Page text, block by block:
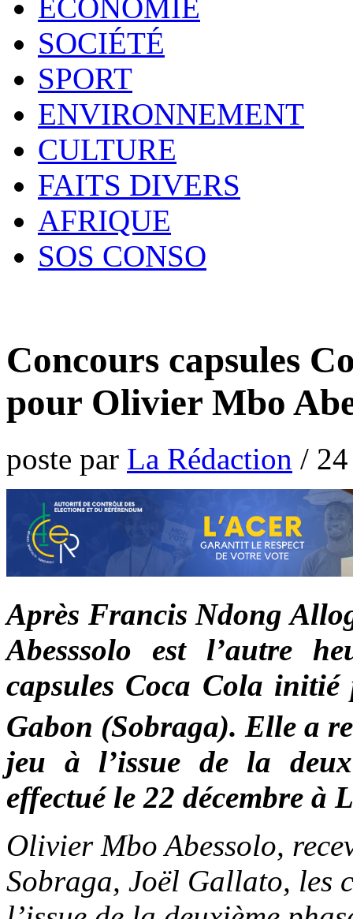
ECONOMIE
SOCIÉTÉ
SPORT
ENVIRONNEMENT
CULTURE
FAITS DIVERS
AFRIQUE
SOS CONSO
Concours capsules
pour Olivier Mbo
poste par La Rédaction /
Après Francis Ndong
Abesssolo est l’autre
capsules Coca Cola initié
Gabon (Sobraga). Elle a
jeu à l’issue de la
effectué le 22 décembre à
Olivier Mbo Abessolo,
Sobraga, Joël Gallato, les